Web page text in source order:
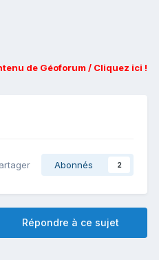
de Géoforum / Cliquez ici !
Abonnés 2
Répondre à ce sujet